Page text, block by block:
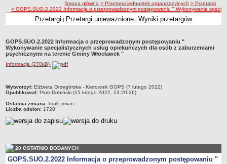
Symbole Gminy Włocławek
Statut Gminy
Przewodniczący Rady
Skład Rady
Komisje Rady Gminy
Protokoły z sesji
Oświadczenia majątkowe
Imienne wykazy głosowań
Interpelacje
Odpowiedzi na interpelacje
ścieżka nawigacji
Strona główna > Przetargi jednostek organizacyjnych > Przetargi
> GOPS.SUO.2.2022 Informacja o przeprowadzonym postępowaniu " Wykonywanie
Przetargi | Przetargi unieważnione | Wyniki przetargów
GOPS.SUO.2.2022 Informacja o przeprowadzonym postępowaniu "
Wykonywanie specjalistycznych usług opiekuńczych dla osób z zaburzeniami
psychicznymi na terenie Gminy Włocławek "
Informacja (270kB)
metryczka
Wytworzył: Elżbieta Grzegórska - Kierownik GOPS (7 lutego 2022)
Opublikował: Piotr Dobiński (15 lutego 2022, 13:20:26)
Ostatnia zmiana: brak zmian
Liczba odsłon: 1728
20 OSTATNIO DODANYCH
GOPS.SUO.2.2022 Informacja o przeprowadzonym postępowaniu "